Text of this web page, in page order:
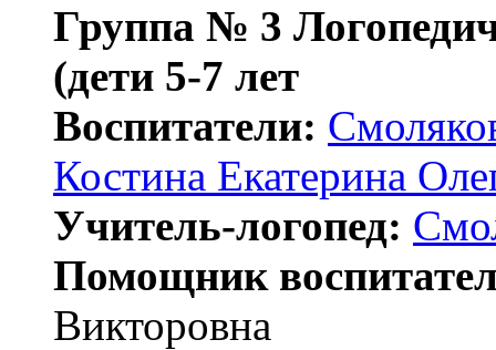
Группа № 3
(дети 5-7 лет
Воспитатели:
Костина Екатерина
Учитель-логопед:
Помощник
Викторовна